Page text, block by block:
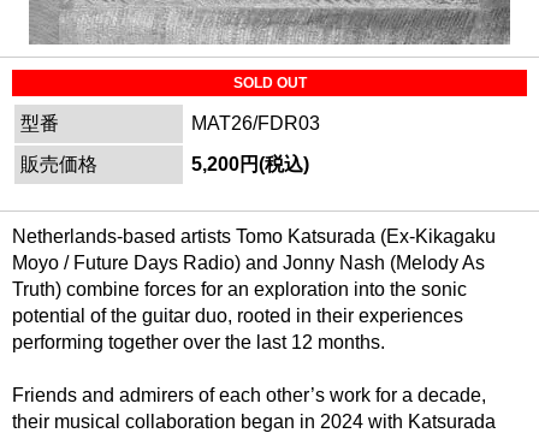
SOLD OUT
型番
MAT26/FDR03
販売価格
5,200円(税込)
Netherlands-based artists Tomo Katsurada (Ex-Kikagaku
Moyo / Future Days Radio) and Jonny Nash (Melody As
Truth) combine forces for an exploration into the sonic
potential of the guitar duo, rooted in their experiences
performing together over the last 12 months.
Friends and admirers of each other’s work for a decade,
their musical collaboration began in 2024 with Katsurada